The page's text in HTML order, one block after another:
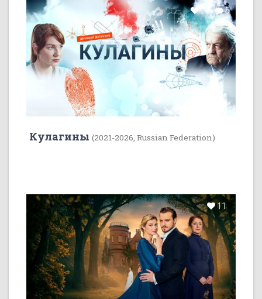
22 5
Кулагины (2021-2026, Russian Federation)
11